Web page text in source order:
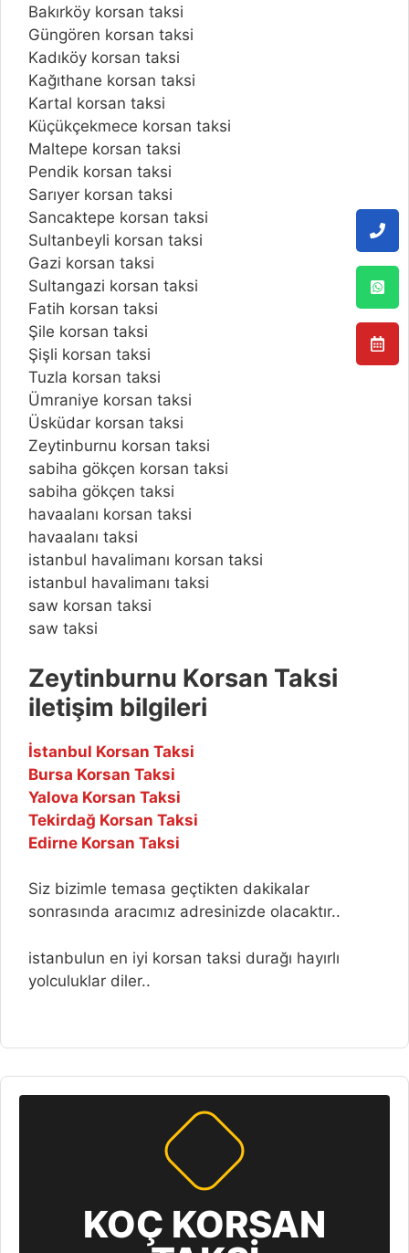
Bakırköy korsan taksi
Güngören korsan taksi
Kadıköy korsan taksi
Kağıthane korsan taksi
Kartal korsan taksi
Küçükçekmece korsan taksi
Maltepe korsan taksi
Pendik korsan taksi
Sarıyer korsan taksi
Sancaktepe korsan taksi
Sultanbeyli korsan taksi
Gazi korsan taksi
Sultangazi korsan taksi
Fatih korsan taksi
Şile korsan taksi
Şişli korsan taksi
Tuzla korsan taksi
Ümraniye korsan taksi
Üsküdar korsan taksi
Zeytinburnu korsan taksi
sabiha gökçen korsan taksi
sabiha gökçen taksi
havaalanı korsan taksi
havaalanı taksi
istanbul havalimanı korsan taksi
istanbul havalimanı taksi
saw korsan taksi
saw taksi
Zeytinburnu Korsan Taksi
iletişim bilgileri
İstanbul Korsan Taksi
Bursa Korsan Taksi
Yalova Korsan Taksi
Tekirdağ Korsan Taksi
Edirne Korsan Taksi
Siz bizimle temasa geçtikten dakikalar
sonrasında aracımız adresinizde olacaktır..
istanbulun en iyi korsan taksi durağı hayırlı
yolculuklar diler..
KOÇ KORSAN